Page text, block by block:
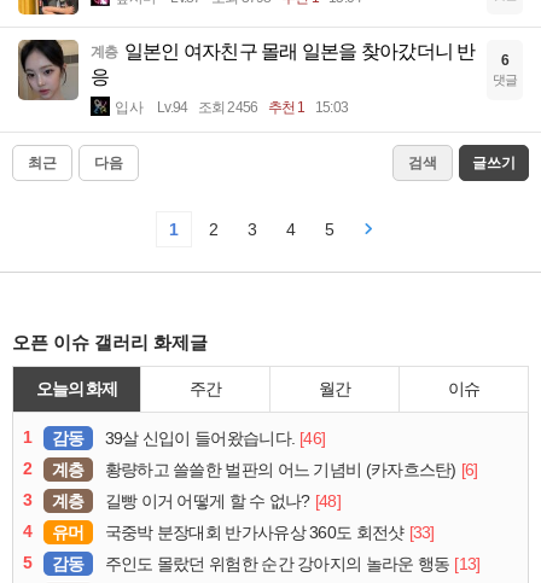
계층 일본인 여자친구 몰래 일본을 찾아갔더니 반
응
입사 Lv.94 조회 2456 추천 1 15:03
6
댓글
최근 다음 검색 글쓰기
1 2 3 4 5
오픈 이슈 갤러리 화제글
오늘의 화제 주간 월간 이슈
1 감동 39살 신입이 들어왔습니다. [46]
2
계층 황량하고 쓸쓸한 벌판의 어느 기념비 (카자흐스탄) [6]
3
계층 길빵 이거 어떻게 할 수 없나? [48]
4
유머 국중박 분장대회 반가사유상 360도 회전샷 [33]
5
감동 주인도 몰랐던 위험한 순간 강아지의 놀라운 행동 [13]